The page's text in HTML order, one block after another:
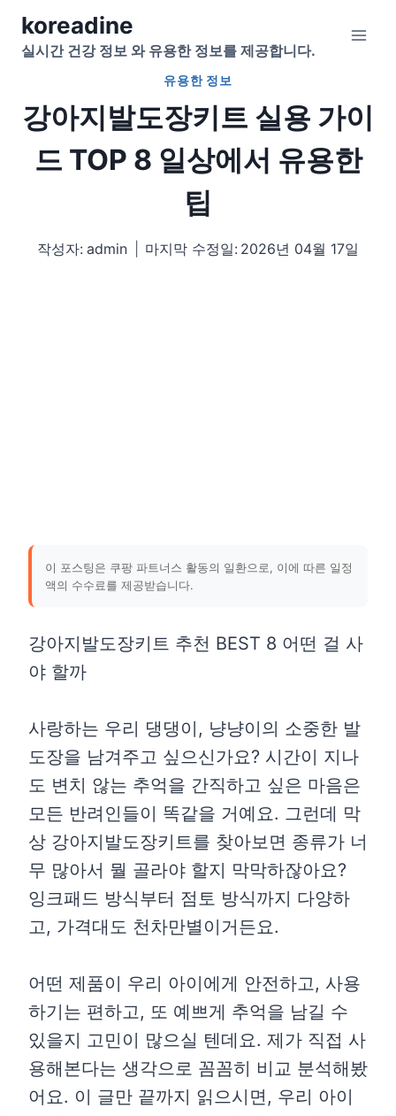
Skipkoreadine
실시간 건강 정보 와 유용한 정보를 제공합니다.
유용한 정보
강아지발도장키트 실용 가이
드 TOP 8 일상에서 유용한
팁
작성자: admin 마지막 수정일: 2026년 04월 17일
이 포스팅은 쿠팡 파트너스 활동의 일환으로, 이에 따른 일정
액의 수수료를 제공받습니다.
강아지발도장키트 추천 BEST 8 어떤 걸 사
야 할까
사랑하는 우리 댕댕이, 냥냥이의 소중한 발
도장을 남겨주고 싶으신가요? 시간이 지나
도 변치 않는 추억을 간직하고 싶은 마음은
모든 반려인들이 똑같을 거예요. 그런데 막
상 강아지발도장키트를 찾아보면 종류가 너
무 많아서 뭘 골라야 할지 막막하잖아요?
잉크패드 방식부터 점토 방식까지 다양하
고, 가격대도 천차만별이거든요.
어떤 제품이 우리 아이에게 안전하고, 사용
하기는 편하고, 또 예쁘게 추억을 남길 수
있을지 고민이 많으실 텐데요. 제가 직접 사
용해본다는 생각으로 꼼꼼히 비교 분석해봤
어요. 이 글만 끝까지 읽으시면, 우리 아이